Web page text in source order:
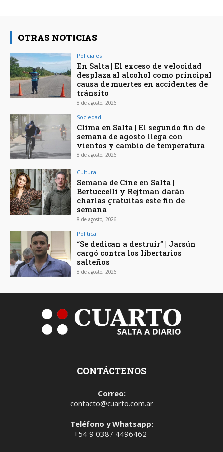
OTRAS NOTICIAS
Policiales
En Salta | El exceso de velocidad
desplaza al alcohol como principal
causa de muertes en accidentes de
tránsito
8 de agosto, 2026
Sociedad
Clima en Salta | El segundo fin de
semana de agosto llega con
vientos y cambio de temperatura
8 de agosto, 2026
Cultura
Semana de Cine en Salta |
Bertuccelli y Rejtman darán
charlas gratuitas este fin de
semana
8 de agosto, 2026
Política
“Se dedican a destruir” | Jarsún
cargó contra los libertarios
salteños
8 de agosto, 2026
CONTÁCTENOS
Correo:
contacto@cuarto.com.ar
Teléfono y Whatsapp:
+54 9 0387 4496462